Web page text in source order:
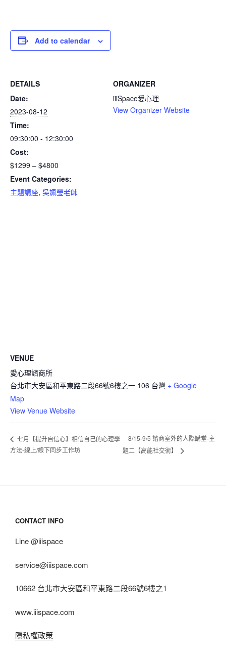
Add to calendar
DETAILS
Date:
2023-08-12
Time:
09:30:00 - 12:30:00
Cost:
$1299 – $4800
Event Categories:
主題講座, 吳姵瑩老師
ORGANIZER
iiiSpace愛心理
View Organizer Website
VENUE
愛心理諮商所
台北市大安區和平東路二段66號6樓之一 106 台灣 + Google
Map
View Venue Website
七月【提升自信心】相信自己的心理學
方法-線上/線下同步工作坊
8/15-9/5 諮商室外的人際講堂-主
題二【高能社交術】
CONTACT INFO
Line @iiispace
service@iiispace.com
10662 台北市大安區和平東路二段66號6樓之1
www.iiispace.com
隱私權政策